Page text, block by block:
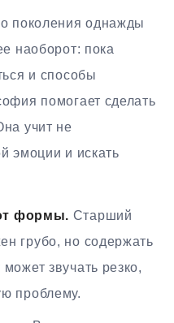
поколения однажды
наоборот: пока
и способы
помогает сделать
учит не
эмоции и искать
формы. Старший
грубо, но содержать
звучать резко,
проблему.